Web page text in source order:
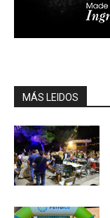
MÁS LEIDOS